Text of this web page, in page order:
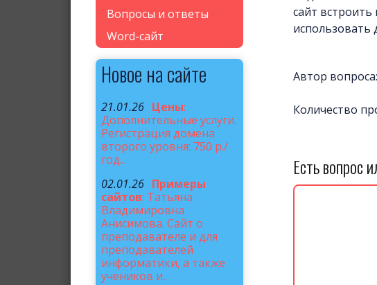
Вопросы и ответы
Word-сайт
Новое на сайте
21.01.26 Цены:
Дополнительные услуги.
Регистрация домена
второго уровня: 750 р./
год...
02.01.26 Примеры
сайтов: Татьяна
Владимировна
Анисимова. Сайт о
преподавателе и для
преподавателей
информатики, а также
учеников и..
сайт
использовать
Автор вопроса:
Количество
Есть вопрос